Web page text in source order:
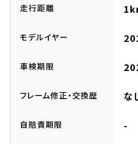
走行距離
モデルイヤー
車検期限
フレーム修正・交換歴 な
自賠責期限 -
埼玉県
ホンダドリーム ふかや
ホンダドリーム 鴻巣
ホンダドリーム 奈良